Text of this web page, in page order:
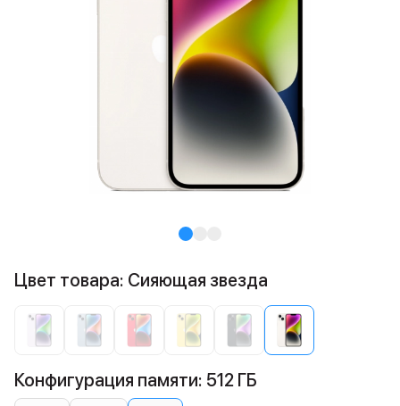
Цвет товара: Сияющая звезда
Конфигурация памяти: 512 ГБ